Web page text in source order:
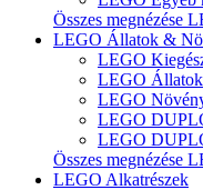
Összes megnézése
LEGO Állatok &
LEGO
LEGO Állatok
LEGO
LEGO
LEGO
Összes megnézése
LEGO Alkatrészek